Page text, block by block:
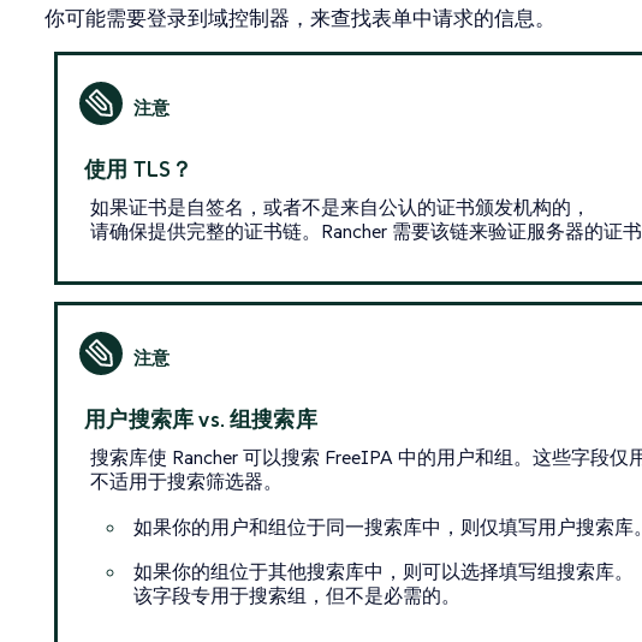
你可能需要登录到域控制器，来查找表单中请求的信息。
使用 TLS？
如果证书是自签名，或者不是来自公认的证书颁发机构的，
请确保提供完整的证书链。Rancher 需要该链来验证服务器的证书
用户搜索库 vs. 组搜索库
搜索库使 Rancher 可以搜索 FreeIPA 中的用户和组。这些字段仅
不适用于搜索筛选器。
如果你的用户和组位于同一搜索库中，则仅填写用户搜索库。
如果你的组位于其他搜索库中，则可以选择填写组搜索库。
该字段专用于搜索组，但不是必需的。